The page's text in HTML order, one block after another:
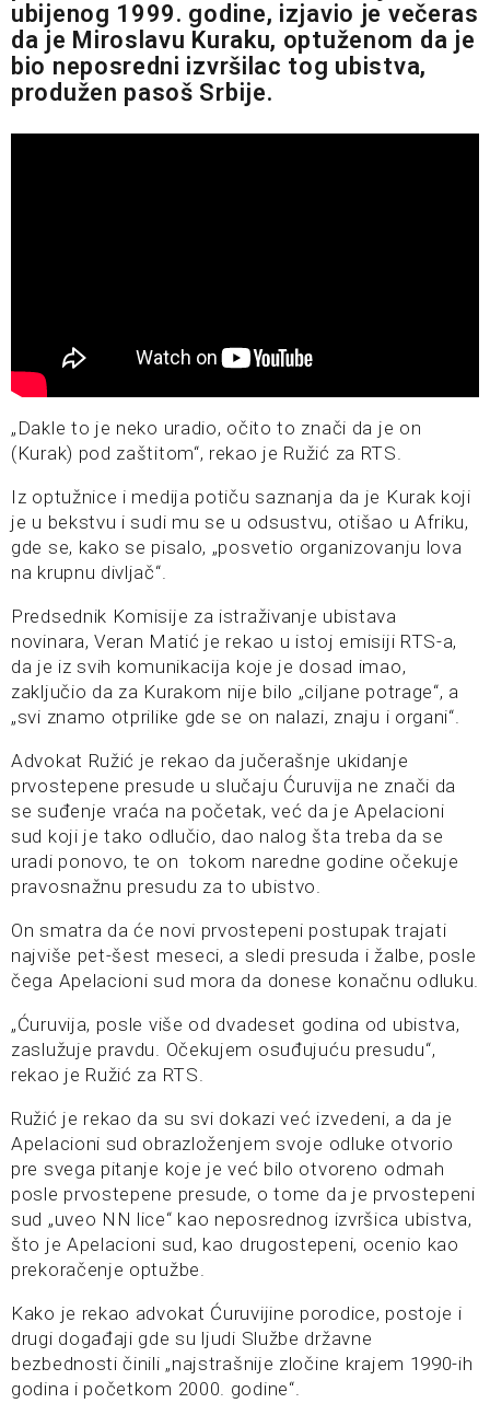
ubijenog 1999. godine, izjavio je večeras
da je Miroslavu Kuraku, optuženom da je
bio neposredni izvršilac tog ubistva,
produžen pasoš Srbije.
„Dakle to je neko uradio, očito to znači da je on
(Kurak) pod zaštitom“, rekao je Ružić za RTS.
Iz optužnice i medija potiču saznanja da je Kurak koji
je u bekstvu i sudi mu se u odsustvu, otišao u Afriku,
gde se, kako se pisalo, „posvetio organizovanju lova
na krupnu divljač“.
Predsednik Komisije za istraživanje ubistava
novinara, Veran Matić je rekao u istoj emisiji RTS-a,
da je iz svih komunikacija koje je dosad imao,
zaključio da za Kurakom nije bilo „ciljane potrage“, a
„svi znamo otprilike gde se on nalazi, znaju i organi“.
Advokat Ružić je rekao da jučerašnje ukidanje
prvostepene presude u slučaju Ćuruvija ne znači da
se suđenje vraća na početak, već da je Apelacioni
sud koji je tako odlučio, dao nalog šta treba da se
uradi ponovo, te on tokom naredne godine očekuje
pravosnažnu presudu za to ubistvo.
On smatra da će novi prvostepeni postupak trajati
najviše pet-šest meseci, a sledi presuda i žalbe, posle
čega Apelacioni sud mora da donese konačnu odluku.
„Ćuruvija, posle više od dvadeset godina od ubistva,
zaslužuje pravdu. Očekujem osuđujuću presudu“,
rekao je Ružić za RTS.
Ružić je rekao da su svi dokazi već izvedeni, a da je
Apelacioni sud obrazloženjem svoje odluke otvorio
pre svega pitanje koje je već bilo otvoreno odmah
posle prvostepene presude, o tome da je prvostepeni
sud „uveo NN lice“ kao neposrednog izvršica ubistva,
što je Apelacioni sud, kao drugostepeni, ocenio kao
prekoračenje optužbe.
Kako je rekao advokat Ćuruvijine porodice, postoje i
drugi događaji gde su ljudi Službe državne
bezbednosti činili „najstrašnije zločine krajem 1990-ih
godina i početkom 2000. godine“.